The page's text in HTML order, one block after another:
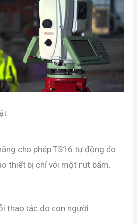
cho phép TS16 tự động đo
thiết bị chỉ với một nút bấm.
thao tác do con người.